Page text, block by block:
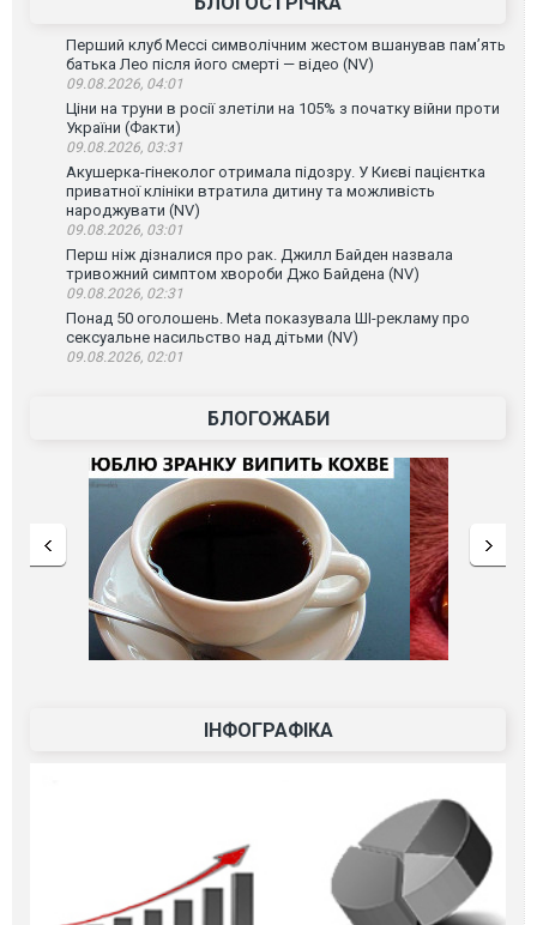
Перший клуб Мессі символічним жестом вшанував пам’ять
батька Лео після його смерті — відео (NV)
09.08.2026, 04:01
Ціни на труни в росії злетіли на 105% з початку війни проти
України (Факти)
09.08.2026, 03:31
Акушерка-гінеколог отримала підозру. У Києві пацієнтка
приватної клініки втратила дитину та можливість
народжувати (NV)
09.08.2026, 03:01
Перш ніж дізналися про рак. Джилл Байден назвала
тривожний симптом хвороби Джо Байдена (NV)
09.08.2026, 02:31
Понад 50 оголошень. Meta показувала ШІ-рекламу про
сексуальне насильство над дітьми (NV)
09.08.2026, 02:01
БЛОГОЖАБИ
ІНФОГРАФІКА